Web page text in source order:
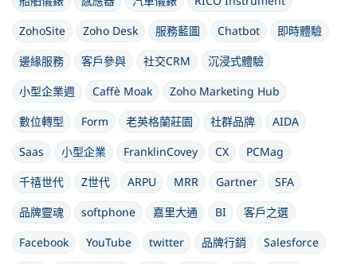
ZohoSite
Zoho Desk 服務藍圖 Chatbot
即時體驗
邊緣服務
客戶參與 社交CRM
沉浸式體驗
小型企業週
Caffè Moak
Zoho Marketing Hub
數位轉型
Form 老英格蘭莊園 社群品牌
AIDA
Saas
小型企業 FranklinCovey CX
PCMag
千禧世代
Z世代 ARPU MRR Gartner
SFA
品牌靈魂
softphone 嘉里大通 BI
客戶之選
Facebook
YouTube twitter 品牌行銷
Salesforce